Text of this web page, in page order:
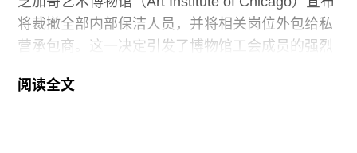
将裁撤全部内部保洁人员，并将相关岗位外包给私
营承包商。这一决定引发了博物馆工会成员的强烈
阅读全文